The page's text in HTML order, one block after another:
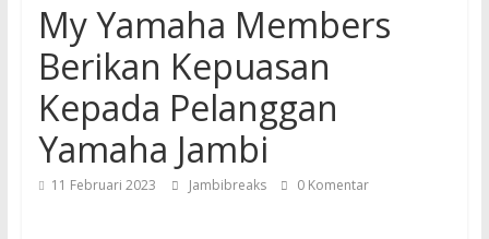
My Yamaha Members
Berikan Kepuasan
Kepada Pelanggan
Yamaha Jambi
11 Februari 2023 Jambibreaks 0 Komentar